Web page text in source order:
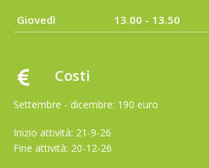
Giovedì 13.00 - 13.50
Costi
Settembre - dicembre: 190 euro
Inizio attività: 21-9-26
Fine attività: 20-12-26